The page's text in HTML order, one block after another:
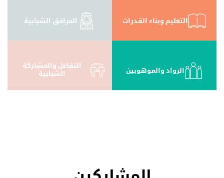
التعليم وبناء القدرات المرافق الشبابية
الرواد والموهوبين
التفاعل والمشاركة
الشبابية